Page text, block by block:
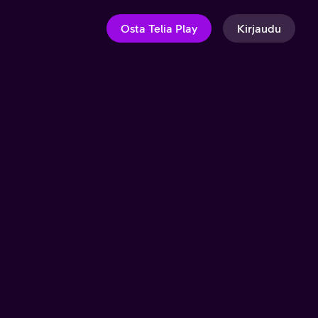
Osta Telia Play Kirjaudu